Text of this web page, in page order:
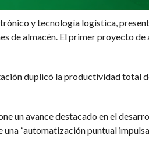
y tecnología logística,
de almacén. El primer proyecto
duplicó la productividad total
un avance destacado en el
“automatización puntual